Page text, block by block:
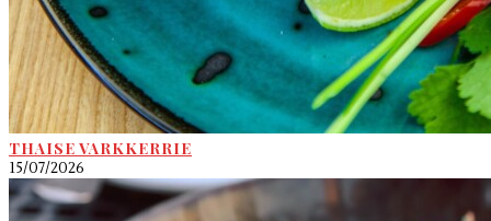
THAISE VARKKERRIE
15/07/2026